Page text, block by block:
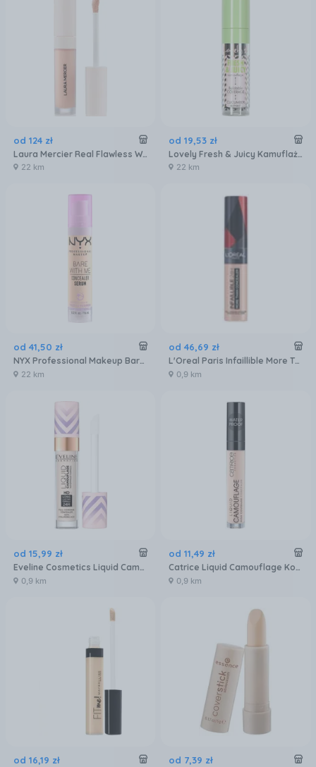
od 124 zł
Laura Mercier Real Flawless Weightless Perfecting Concealer Korektor 5ml Nr. 1N1
22 km
od 19,53 zł
Lovely Fresh & Juicy Kamuflaż Do Twarzy 04
22 km
od 41,50 zł
NYX Professional Makeup Bare With Me Concealer Serum Korektor 01 Fair 9,6 ml
22 km
od 46,69 zł
L'Oreal Paris Infaillible More Than Concealer Korektor 323/12 Fawn 11ml
0,9 km
od 15,99 zł
Eveline Cosmetics Liquid Camuflage Wodoodporny Korektor Do Twarzy 01 Light Porcelain 7,5ml
0,9 km
od 11,49 zł
Catrice Liquid Camouflage Korektor w płynie 010 Porcellain
0,9 km
od 16,19 zł od 7,39 zł